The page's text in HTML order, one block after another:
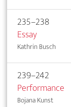
235–238
Essay
Kathrin Busch
239–242
Performance
Bojana Kunst